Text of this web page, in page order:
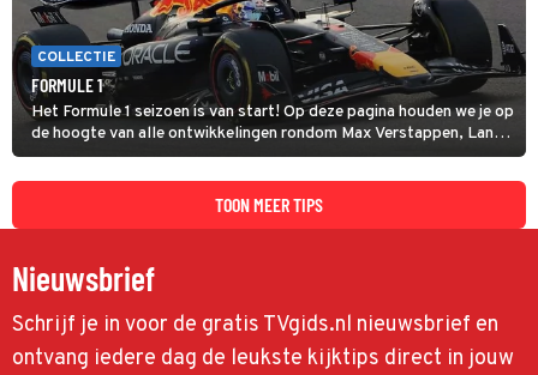
COLLECTIE
FORMULE 1
Het Formule 1 seizoen is van start! Op deze pagina houden we je op
de hoogte van alle ontwikkelingen rondom Max Verstappen, Lando
Norris en alle andere coureurs en GP's.
TOON MEER TIPS
Nieuwsbrief
Schrijf je in voor de gratis TVgids.nl nieuwsbrief en
ontvang iedere dag de leukste kijktips direct in jouw